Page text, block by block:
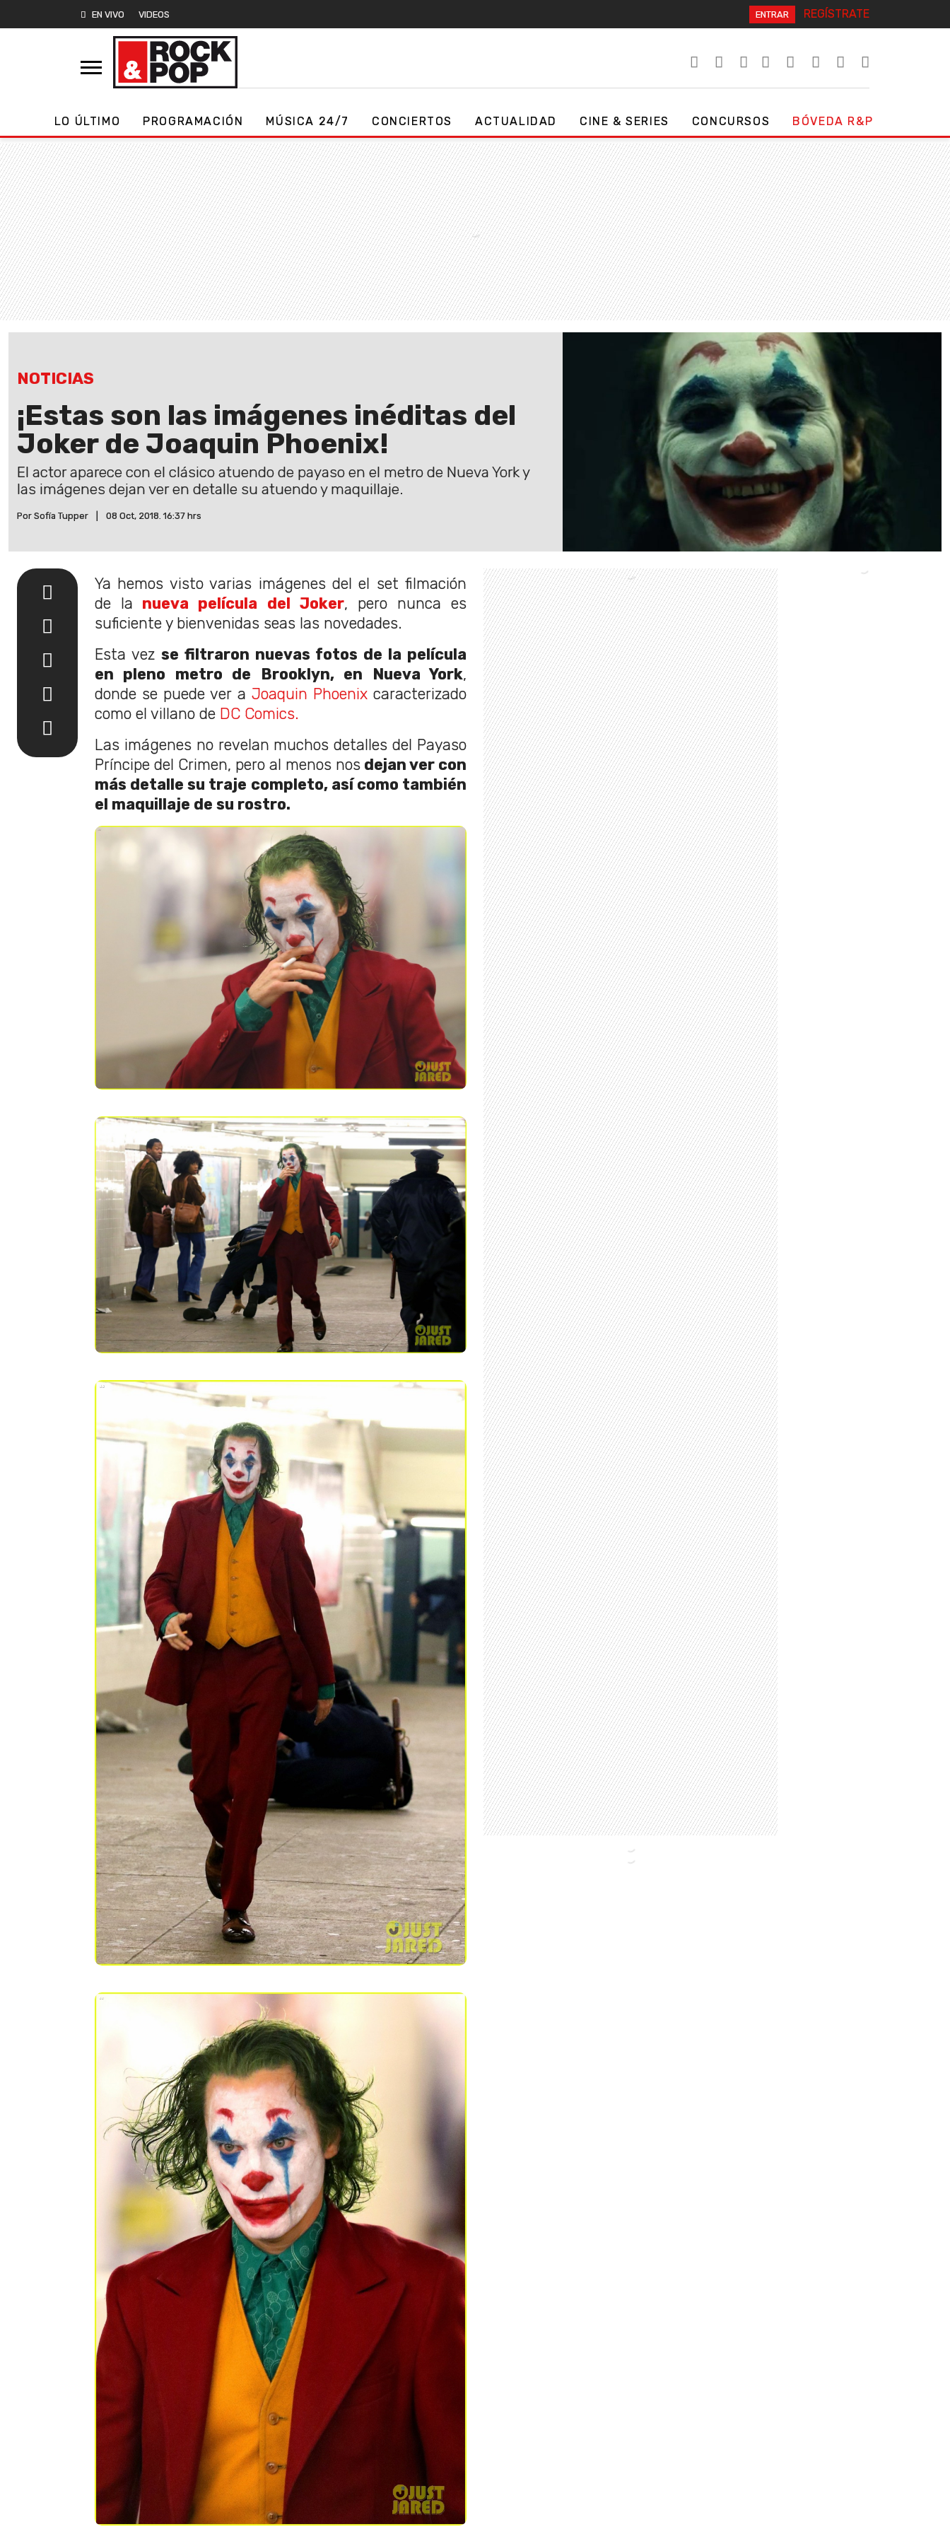
EN VIVO VIDEOS ENTRAR REGÍSTRATE
LO ÚLTIMO PROGRAMACIÓN MÚSICA 24/7 CONCIERTOS ACTUALIDAD CINE & SERIES CONCURSOS BÓVEDA R&P
NOTICIAS
¡Estas son las imágenes inéditas del
Joker de Joaquin Phoenix!
El actor aparece con el clásico atuendo de payaso en el metro de Nueva York y
las imágenes dejan ver en detalle su atuendo y maquillaje.
Por Sofía Tupper 08 Oct, 2018. 16:37 hrs
Ya hemos visto varias imágenes del el set filmación
de la nueva película del Joker, pero nunca es
suficiente y bienvenidas seas las novedades.
Esta vez se filtraron nuevas fotos de la película
en pleno metro de Brooklyn, en Nueva York,
donde se puede ver a Joaquin Phoenixcaracterizado
como el villano de DC Comics.
Las imágenes no revelan muchos detalles del Payaso
Príncipe del Crimen, pero al menos nos dejan ver con
más detalle su traje completo, así como también
el maquillaje de su rostro.